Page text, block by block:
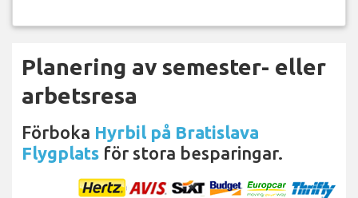
Planering av semester- eller
arbetsresa
Förboka Hyrbil på Bratislava
Flygplats för stora besparingar.